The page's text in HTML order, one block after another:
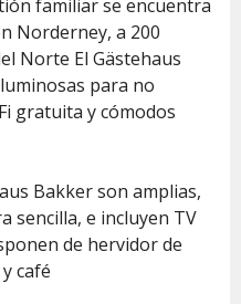
familiar se encuentra
Norderney, a 200
Norte El Gästehaus
para no
gratuita y cómodos
Bakker son amplias,
sencilla, e incluyen TV
de hervidor de
café